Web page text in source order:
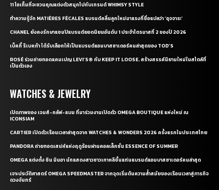
11 ไอเท็มที่จะชวนคุณแต่งตัวสนุกไปกับเทรนด์ WHIMSY STYLE
ทำความรู้จัก MATIÈRES FÉCALES แบรนด์คลื่นลูกใหม่มาแรงที่ชื่อแปลว่า ‘อุจจาระ’
CHANEL ยังคงรักษาแชมป์แบรนด์ยอดนิยมอันดับ 1 ประจำไตรมาสที่ 2 ของปี 2026
เบ็คกี้ รีเบคก้า ได้รับเลือกให้เป็นแบรนด์แอมบาสซาเดอร์คนล่าสุดของ TOD’S
ROSÉ ร่วมถ่ายทอดแคมเปญ LEVI’S® กับ KEEP IT LOOSE. สร้างสรรค์นิยามใหม่ในสไตล์ที่
เป็นตัวเอง
WATCHES & JEWELRY
เปิดภาพของ เจมส์-กลัฟ-แบม ที่มาร่วมงานเปิดตัว OMEGA BOUTIQUE แห่งใหม่ ณ
ICONSIAM
CARTIER เปิดตัวเรือนเวลาล่าสุดจาก WATCHES & WONDERS 2026 ครั้งแรกในประเทศไทย
PANDORA ถ่ายทอดเสน่ห์แห่งฤดูร้อนผ่านคอลเล็กชั่น ESSENCE OF SUMMER
OMEGA แต่งตั้ง ชิน มินอา นักแสดงสาวชาวเกาหลีขึ้นแท่นแบรนด์แอมบาสซาเดอร์คนล่าสุด
เจาะประวัติศาสตร์ OMEGA SPEEDMASTER จากจุดเริ่มต้นความล้ำสมัยของเรือนเวลาสู่ภารกิจ
ดวงจันทร์